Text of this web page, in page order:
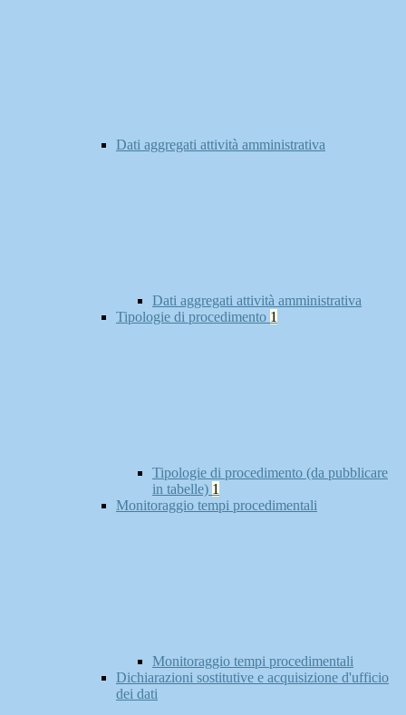
Dati aggregati attività amministrativa
Dati aggregati attività amministrativa
Tipologie di procedimento 1
Tipologie di procedimento (da pubblicare
in tabelle) 1
Monitoraggio tempi procedimentali
Monitoraggio tempi procedimentali
Dichiarazioni sostitutive e acquisizione d'ufficio
dei dati